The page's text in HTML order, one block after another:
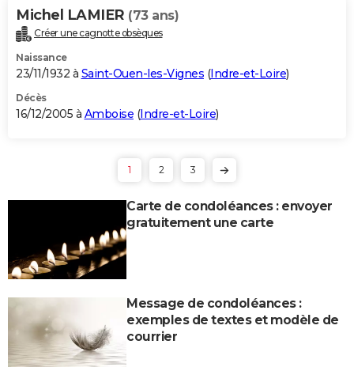
Michel LAMIER (73 ans)
Créer une cagnotte obsèques
Naissance
23/11/1932 à Saint-Ouen-les-Vignes (Indre-et-Loire)
Décès
16/12/2005 à Amboise (Indre-et-Loire)
1 2 3
Carte de condoléances : envoyer
gratuitement une carte
Message de condoléances :
exemples de textes et modèle de
courrier